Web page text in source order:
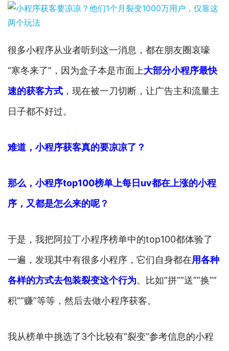
很多小程序从业者听到这一消息，都在朋友圈哀嚎
“寒冬来了”，因为盒子本是市面上大部分小程序最快
速的获客方式 ，现在被一刀切断，让广告主和流量主
日子都不好过。
难道，小程序获客真的要凉凉了？
那么，小程序top100榜单上每日uv都在上涨的小程
序，又都是怎么来的呢？
于是，我把阿拉丁小程序榜单中的top100都体验了
一遍，发现其中有很多小程序，它们自身都在用各种
各样的方式去包装裂变这个行为。比如”拼””送””换””
积””赚”等等，然后去做小程序获客。
我从榜单中挑选了3个比较有“裂变”参考信息的小程